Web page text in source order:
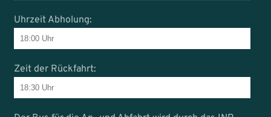
Uhrzeit Abholung:
Zeit der Rückfahrt: